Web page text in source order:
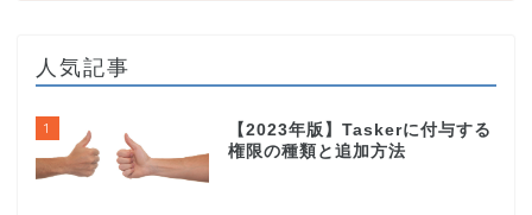
人気記事
1
【2023年版】Taskerに付与する
権限の種類と追加方法